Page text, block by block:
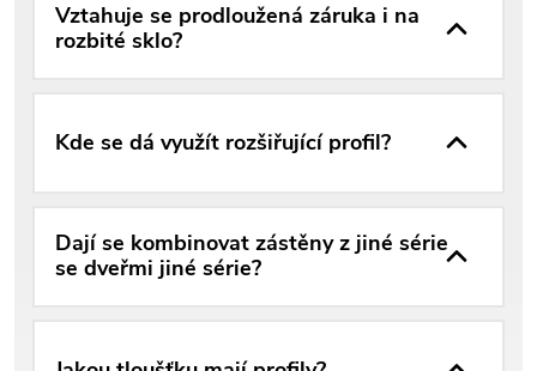
Vztahuje se prodloužená záruka i na
rozbité sklo?
Kde se dá využít rozšiřující profil?
Dají se kombinovat zástěny z jiné série
se dveřmi jiné série?